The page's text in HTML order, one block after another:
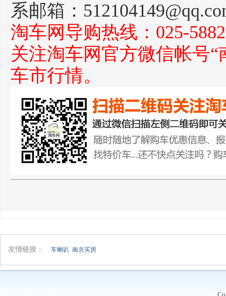
系邮箱：
淘车网导购热线：025-
关注淘车网官方微信帐号
车市行情。
友情链接： 车喇叭 南京买房